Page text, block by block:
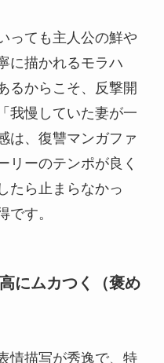
っても主人公の鮮や
に描かれるモラハ
るからこそ、反撃開
我慢していた妻が一
は、復讐マンガファ
リーのテンポが良く
たら止まらなかっ
です。
にムカつく（褒め
情描写が秀逸で、特